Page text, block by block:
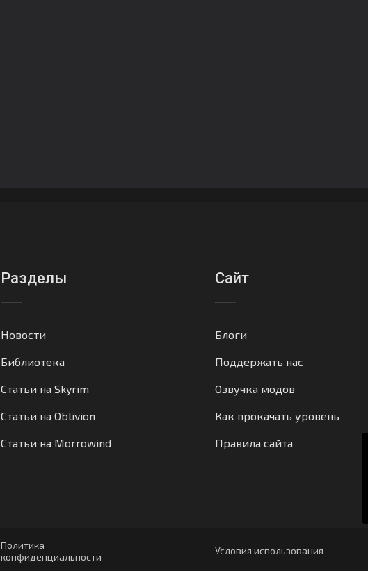
Разделы
Новости
Библиотека
Статьи на Skyrim
Статьи на Oblivion
Статьи на Morrowind
Сайт
Блоги
Поддержать нас
Озвучка модов
Как прокачать уровень
Правила сайта
Политика
конфиденциальности
Условия использования